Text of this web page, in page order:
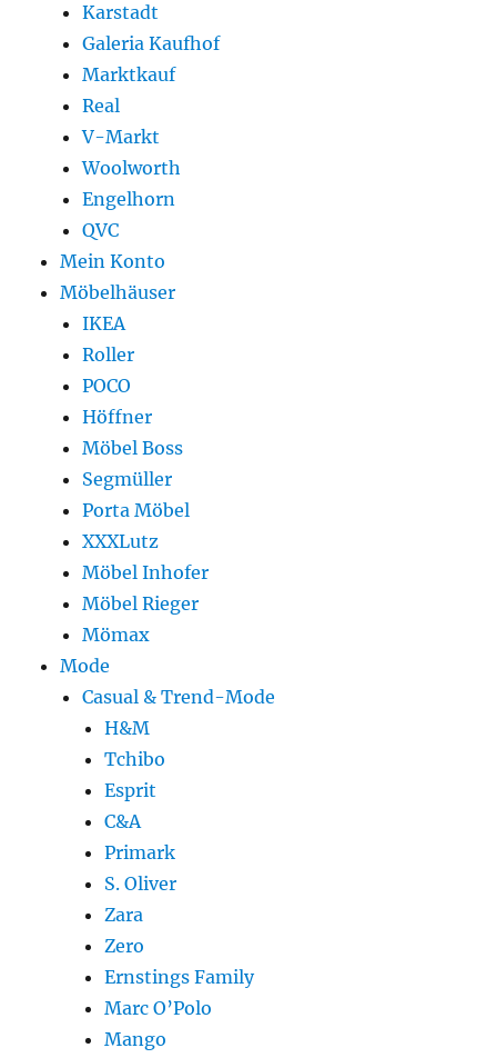
Karstadt
Galeria Kaufhof
Marktkauf
Real
V-Markt
Woolworth
Engelhorn
QVC
Mein Konto
Möbelhäuser
IKEA
Roller
POCO
Höffner
Möbel Boss
Segmüller
Porta Möbel
XXXLutz
Möbel Inhofer
Möbel Rieger
Mömax
Mode
Casual & Trend-Mode
H&M
Tchibo
Esprit
C&A
Primark
S. Oliver
Zara
Zero
Ernstings Family
Marc O’Polo
Mango